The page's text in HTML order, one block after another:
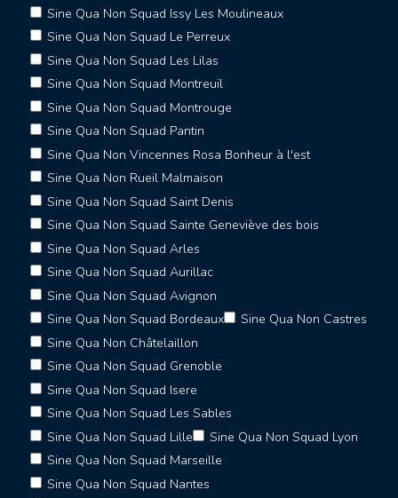
Sine Qua Non Squad Issy Les Moulineaux
Sine Qua Non Squad Le Perreux
Sine Qua Non Squad Les Lilas
Sine Qua Non Squad Montreuil
Sine Qua Non Squad Montrouge
Sine Qua Non Squad Pantin
Sine Qua Non Vincennes Rosa Bonheur à l'est
Sine Qua Non Rueil Malmaison
Sine Qua Non Squad Saint Denis
Sine Qua Non Squad Sainte Geneviève des bois
Sine Qua Non Squad Arles
Sine Qua Non Squad Aurillac
Sine Qua Non Squad Avignon
Sine Qua Non Squad Bordeaux
Sine Qua Non Castres
Sine Qua Non Châtelaillon
Sine Qua Non Squad Grenoble
Sine Qua Non Squad Isere
Sine Qua Non Squad Les Sables
Sine Qua Non Squad Lille
Sine Qua Non Squad Lyon
Sine Qua Non Squad Marseille
Sine Qua Non Squad Nantes